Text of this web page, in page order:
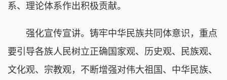
系、理论体系作出积极贡献。
强化宣传宣讲。铸牢中华民族共同体意识，重点
要引导各族人民树立正确国家观、历史观、民族观、
文化观、宗教观，不断增强对伟大祖国、中华民族、